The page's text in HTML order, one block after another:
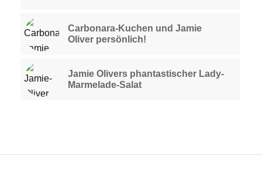
Carbonara-Kuchen und Jamie
Oliver persönlich!
Jamie Olivers phantastischer Lady-
Marmelade-Salat